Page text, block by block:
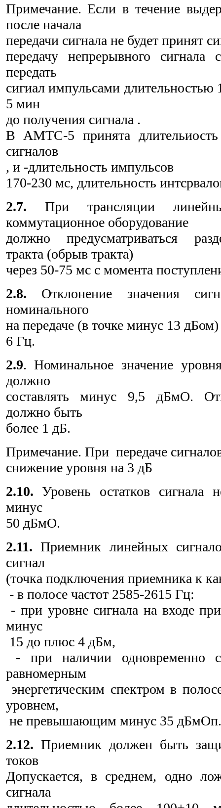
Примечание. Если в течение
после начала
передачи сигнала не будет принят
передачу непрерывного сигнала
передать
сигиал импульсами длительностью
5 мин
до получения сигнала .
В АМТС-5 принята
сигналов
, и -длительность импульсов
170-230 мс, длительность
2.7. При трансляции
коммутационное оборудование
должно предусматриваться
тракта (обрыв тракта)
через 50-75 мс с момента
2.8. Отклонение значения
номинального
на передаче (в точке минус 13
6 Гц.
2.9. Номинальное значение
должно
составлять минус 9,5 дБмО.
должно быть
более 1 дБ.
Примечание. При передаче
снижение уровня на 3 дБ
2.10. Уровень остатков сигнала
минус
50 дБмО.
2.11. Приемник линейных
сигнал
(точка подключения приемника к
- в полосе частот 2585-2615 Гц:
- при уровне сигнала на входе
минус
15 до плюс 4 дБм,
- при наличии одновременно
равномерным
энергетическим спектром в
уровнем,
не превышающим минус 35 дБмОп.
2.12. Приемник должен быть
токов
Допускается, в среднем, одно
сигнала